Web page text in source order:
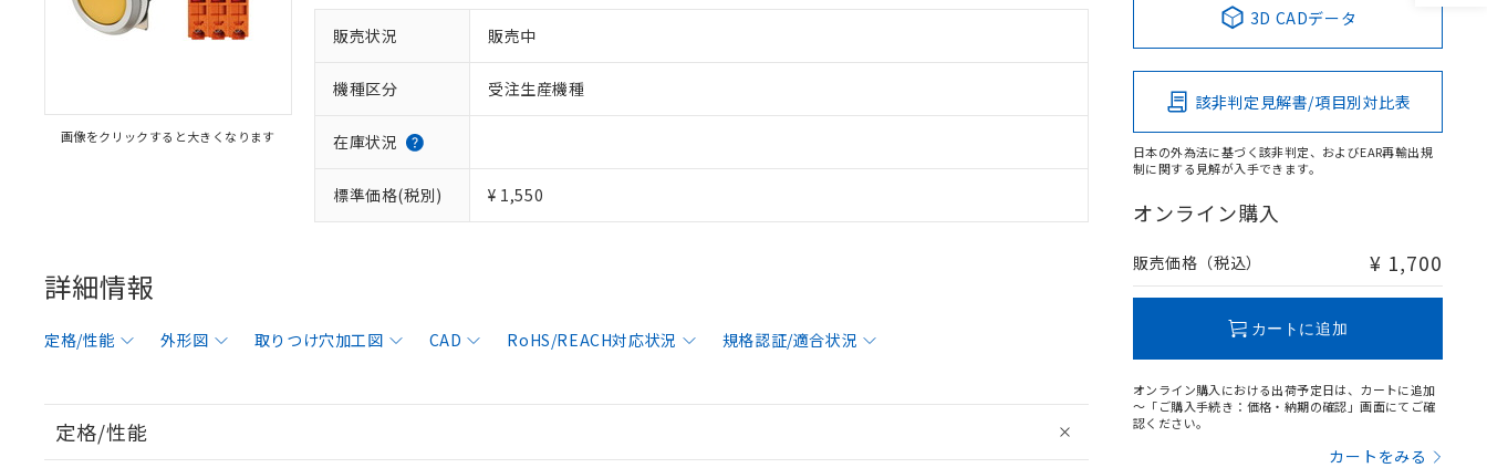
画像をクリックすると大きくなります
販売状況 販売中
機種区分 受注生産機種
在庫状況
標準価格(税別) ¥ 1,550
詳細情報
定格/性能 外形図 取りつけ穴加工図 CAD RoHS/REACH対応状況 規格認証/適合状況
定格/性能
3D CADデータ
該非判定見解書/項目別対比表
日本の外為法に基づく該非判定、およびEAR再輸出規
制に関する見解が入手できます。
オンライン購入
販売価格（税込） ¥ 1,700
カートに追加
オンライン購入における出荷予定日は、カートに追加
～「ご購入手続き：価格・納期の確認」画面にてご確
認ください。
カートをみる